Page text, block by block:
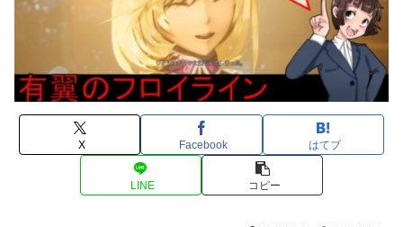
X Facebook はてブ
LINE コピー